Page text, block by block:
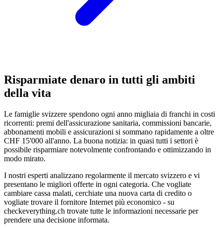
Risparmiate denaro in tutti gli ambiti
della vita
Le famiglie svizzere spendono ogni anno migliaia di franchi in costi
ricorrenti: premi dell'assicurazione sanitaria, commissioni bancarie,
abbonamenti mobili e assicurazioni si sommano rapidamente a oltre
CHF 15'000 all'anno. La buona notizia: in quasi tutti i settori è
possibile risparmiare notevolmente confrontando e ottimizzando in
modo mirato.
I nostri esperti analizzano regolarmente il mercato svizzero e vi
presentano le migliori offerte in ogni categoria. Che vogliate
cambiare cassa malati, cerchiate una nuova carta di credito o
vogliate trovare il fornitore Internet più economico - su
checkeverything.ch trovate tutte le informazioni necessarie per
prendere una decisione informata.